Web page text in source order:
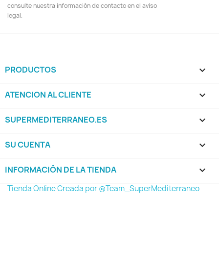
consulte nuestra información de contacto en el aviso
legal.
PRODUCTOS 
ATENCION AL CLIENTE 
SUPERMEDITERRANEO.ES 
SU CUENTA 
INFORMACIÓN DE LA TIENDA keyboard_arrow_down
Tienda Online Creada por @Team_SuperMediterraneo